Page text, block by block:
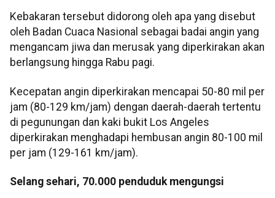
Kebakaran tersebut didorong oleh apa yang disebut
oleh Badan Cuaca Nasional sebagai badai angin yang
mengancam jiwa dan merusak yang diperkirakan akan
berlangsung hingga Rabu pagi.
Kecepatan angin diperkirakan mencapai 50-80 mil per
jam (80-129 km/jam) dengan daerah-daerah tertentu
di pegunungan dan kaki bukit Los Angeles
diperkirakan menghadapi hembusan angin 80-100 mil
per jam (129-161 km/jam).
Selang sehari, 70.000 penduduk mengungsi